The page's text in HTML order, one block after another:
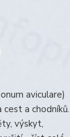
aviculare)
a chodníků.
výskyt,